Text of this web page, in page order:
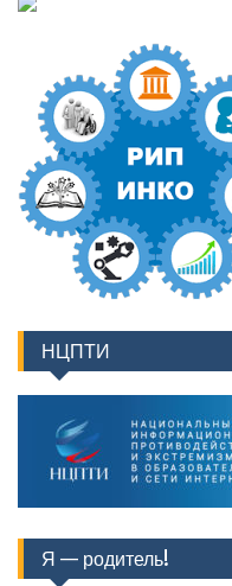
НЦПТИ
Я — родитель!